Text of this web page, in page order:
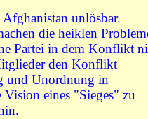
unlösbar.
die heiklen
Partei in dem Konflikt
den Konflikt
und Unordnung in
eines "Sieges" zu